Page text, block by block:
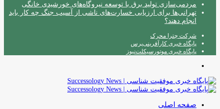
مردمی‌سازی تولید برق با توسعه نیروگاه‌های خورشیدی خانگی
تهرانی‌ها برای ارزیابی خسارت‌های ناشی از آسیب جنگ چه کار باید
انجام دهند؟
شرکت چترا محرک
پایگاه خبری کارآفرینی‌پرس
پایگاه خبری موتورسیکلت‌نیوز
صفحه اصلی